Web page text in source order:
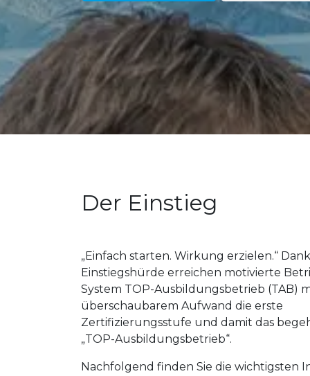
Der Einstieg
„Einfach starten. Wirkung erzielen.“
Einstiegshürde erreichen motivierte
System TOP-Ausbildungsbetrieb (TAB)
überschaubarem Aufwand die erste
Zertifizierungsstufe und damit das
„TOP-Ausbildungsbetrieb“.
Nachfolgend finden Sie die wichtigsten